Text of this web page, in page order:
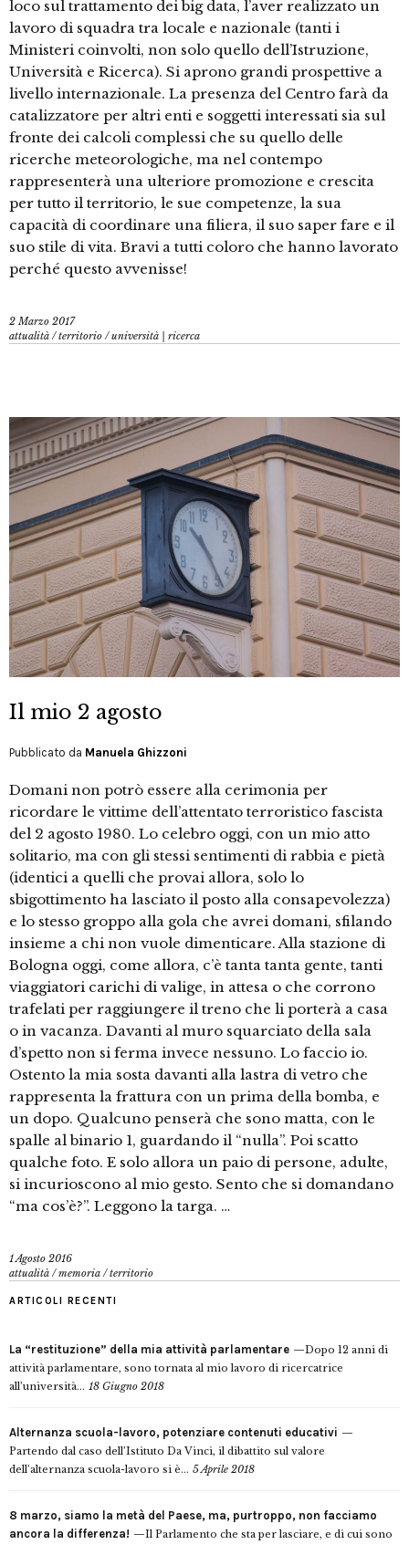
loco sul trattamento dei big data, l’aver realizzato un
lavoro di squadra tra locale e nazionale (tanti i
Ministeri coinvolti, non solo quello dell’Istruzione,
Università e Ricerca). Si aprono grandi prospettive a
livello internazionale. La presenza del Centro farà da
catalizzatore per altri enti e soggetti interessati sia sul
fronte dei calcoli complessi che su quello delle
ricerche meteorologiche, ma nel contempo
rappresenterà una ulteriore promozione e crescita
per tutto il territorio, le sue competenze, la sua
capacità di coordinare una filiera, il suo saper fare e il
suo stile di vita. Bravi a tutti coloro che hanno lavorato
perché questo avvenisse!
2 Marzo 2017
attualità /territorio /università | ricerca
Il mio 2 agosto
Pubblicato da Manuela Ghizzoni
Domani non potrò essere alla cerimonia per
ricordare le vittime dell’attentato terroristico fascista
del 2 agosto 1980. Lo celebro oggi, con un mio atto
solitario, ma con gli stessi sentimenti di rabbia e pietà
(identici a quelli che provai allora, solo lo
sbigottimento ha lasciato il posto alla consapevolezza)
e lo stesso groppo alla gola che avrei domani, sfilando
insieme a chi non vuole dimenticare. Alla stazione di
Bologna oggi, come allora, c’è tanta tanta gente, tanti
viaggiatori carichi di valige, in attesa o che corrono
trafelati per raggiungere il treno che li porterà a casa
o in vacanza. Davanti al muro squarciato della sala
d’spetto non si ferma invece nessuno. Lo faccio io.
Ostento la mia sosta davanti alla lastra di vetro che
rappresenta la frattura con un prima della bomba, e
un dopo. Qualcuno penserà che sono matta, con le
spalle al binario 1, guardando il “nulla”. Poi scatto
qualche foto. E solo allora un paio di persone, adulte,
si incurioscono al mio gesto. Sento che si domandano
“ma cos’è?”. Leggono la targa. …
1 Agosto 2016
attualità /memoria /territorio
ARTICOLI RECENTI
La “restituzione” della mia attività parlamentare
Dopo 12 anni di
attività parlamentare, sono tornata al mio lavoro di ricercatrice
all’università... 18 Giugno 2018
Alternanza scuola-lavoro, potenziare contenuti educativi
Partendo dal caso dell’Istituto Da Vinci, il dibattito sul valore
dell’alternanza scuola-lavoro si è... 5 Aprile 2018
8 marzo, siamo la metà del Paese, ma, purtroppo, non facciamo
ancora la differenza!
Il Parlamento che sta per lasciare, e di cui sono